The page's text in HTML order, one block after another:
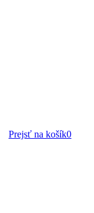
Prejsť na košík0